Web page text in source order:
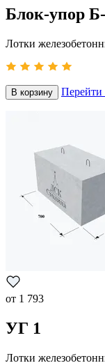
Блок-упор
Лотки
В корзину Перейти
от 1 793
УГ 1
Лотки